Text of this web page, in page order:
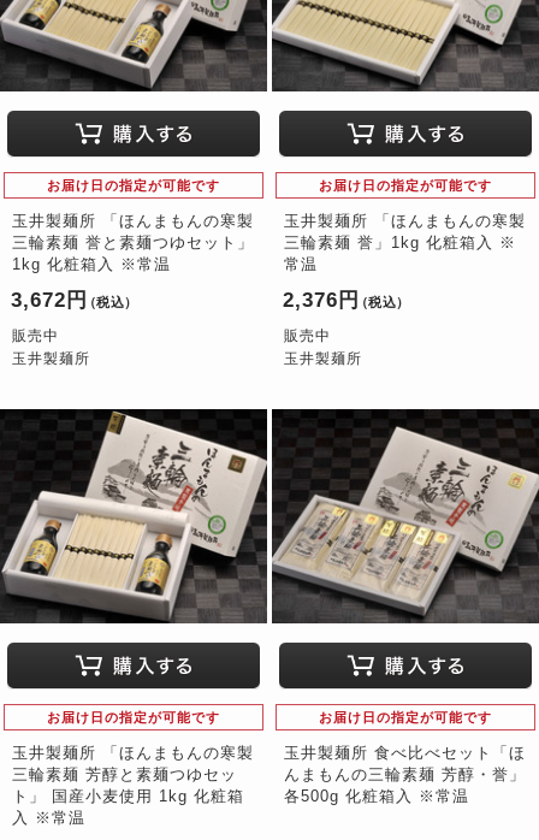
お届け日の指定が可能です
玉井製麺所 「ほんまもんの寒製
三輪素麺 誉と素麺つゆセット」
1kg 化粧箱入 ※常温
3,672円 （税込）
販売中
玉井製麺所
お届け日の指定が可能です
玉井製麺所 「ほんまもんの寒製
三輪素麺 誉」1kg 化粧箱入 ※
常温
2,376円 （税込）
販売中
玉井製麺所
お届け日の指定が可能です
玉井製麺所 「ほんまもんの寒製
三輪素麺 芳醇と素麺つゆセッ
ト」 国産小麦使用 1kg 化粧箱
入 ※常温
お届け日の指定が可能です
玉井製麺所 食べ比べセット「ほ
んまもんの三輪素麺 芳醇・誉」
各500g 化粧箱入 ※常温